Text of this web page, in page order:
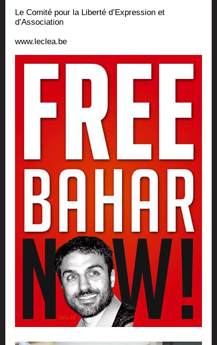
Le Comi­té pour la Liber­té d’Expression et
d’Association
www.leclea.be